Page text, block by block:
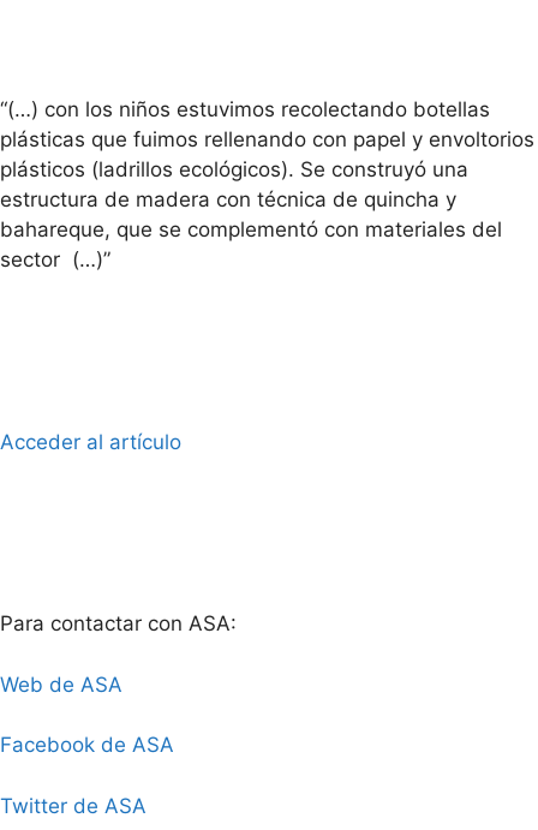
“(…) con los niños estuvimos recolectando botellas
plásticas que fuimos rellenando con papel y envoltorios
plásticos (ladrillos ecológicos). Se construyó una
estructura de madera con técnica de quincha y
bahareque, que se complementó con materiales del
sector (…)”
Acceder al artículo
Para contactar con ASA:
Web de ASA
Facebook de ASA
Twitter de ASA